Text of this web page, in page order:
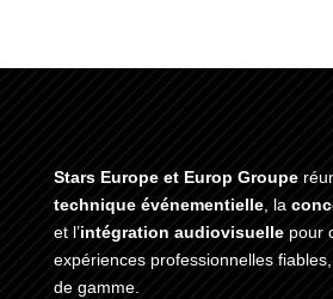
Stars Europe et Europ Groupe
technique événementielle, la
et l’intégration audiovisuellepour
expériences professionnelles
de gamme.